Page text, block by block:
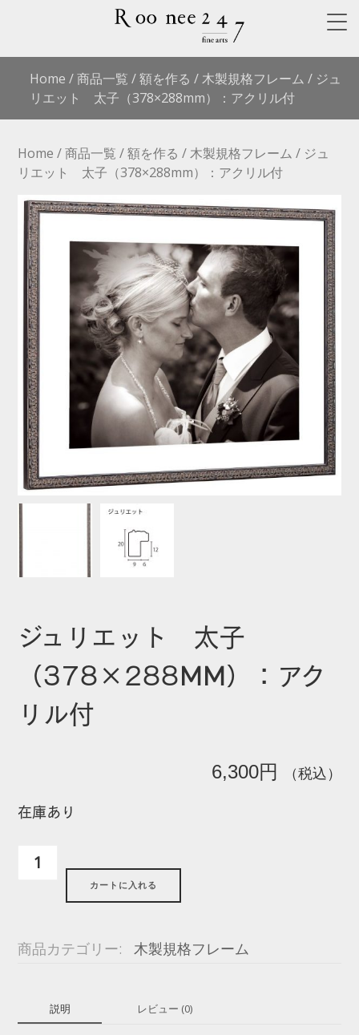
Home /商品一覧 /額を作る /木製規格フレーム / ジュ
リエット 太子（378×288mm）：アクリル付
Home /商品一覧 /額を作る /木製規格フレーム / ジュ
リエット 太子（378×288mm）：アクリル付
ジュリエット 太子
（378×288MM）：アク
リル付
6,300円 （税込）
在庫あり
ッ
子
カートに入れる
商品カテゴリー: 木製規格フレーム
説明 レビュー (0)